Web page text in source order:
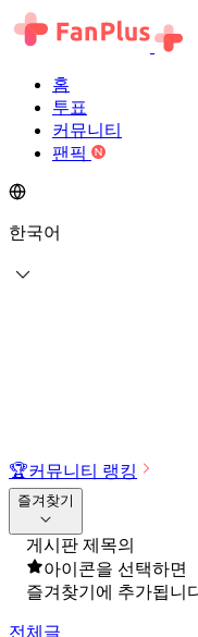
홈
투표
커뮤니티
팬픽
한국어
🏆커뮤니티 랭킹
즐겨찾기
게시판 제목의
아이콘을 선택하면
즐겨찾기에 추가됩니
전체글